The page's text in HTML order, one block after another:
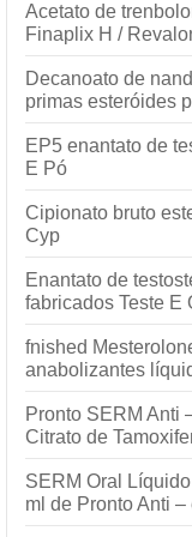
Acetato de
Finaplix H /
Decanoato de
primas esteróides
EP5 enantato de
E Pó
Cipionato bruto
Cyp
Enantato de
fabricados Teste E
fnished
anabolizantes
Pronto SERM Anti
Citrato de
SERM Oral
ml de Pronto Anti